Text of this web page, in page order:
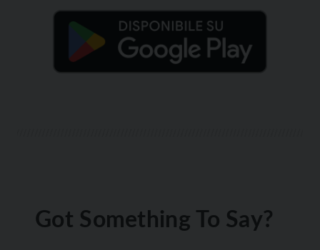
Got Something To Say?